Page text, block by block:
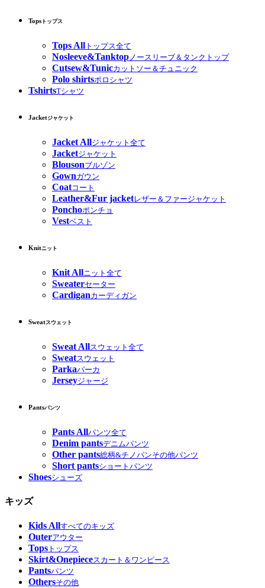
Tops トップス
Tops All トップス全て
Nosleeve&Tanktop ノースリーブ＆タンクトップ
Cutsew&Tunicカットソー＆チュニック
Polo shirtsポロシャツ
TshirtsTシャツ
Jacketジャケット
Jacket Allジャケット全て
Jacketジャケット
Blousonブルゾン
Gownガウン
Coatコート
Leather&Fur jacketレザー＆ファージャケット
Ponchoポンチョ
Vestベスト
Knitニット
Knit Allニット全て
Sweaterセーター
Cardiganカーディガン
Sweatスウェット
Sweat Allスウェット全て
Sweatスウェット
Parkaパーカ
Jerseyジャージ
Pantsパンツ
Pants Allパンツ全て
Denim pantsデニムパンツ
Other pants総柄&チノパンその他パンツ
Short pantsショートパンツ
Shoesシューズ
キッズ
Kids Allすべてのキッズ
Outerアウター
Tops トップス
Skirt&Onepieceスカート＆ワンピース
Pantsパンツ
Othersその他